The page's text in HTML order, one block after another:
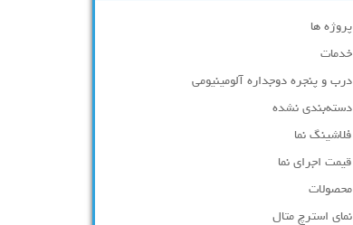
پروژه ها
خدمات
درب و پنجره دوجداره آلومینیومی
دسته‌بندی نشده
فلاشینگ نما
قیمت اجرای نما
محصولات
نمای استرچ متال